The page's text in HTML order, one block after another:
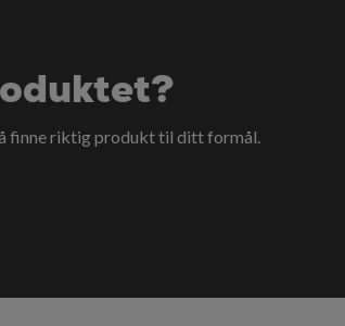
finne riktig produkt til ditt formål.